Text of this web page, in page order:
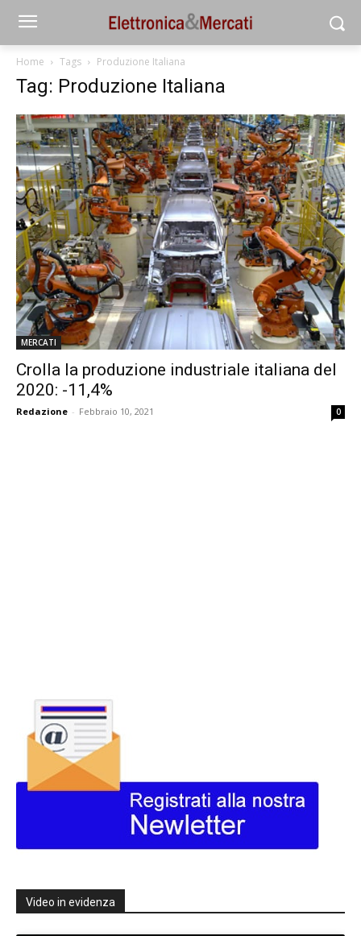
Home Tags Produzione Italiana
Tag: Produzione Italiana
MERCATI
Crolla la produzione industriale italiana del
2020: -11,4%
Redazione - Febbraio 10, 2021 0
Video in evidenza